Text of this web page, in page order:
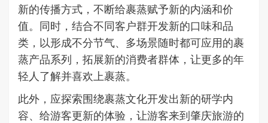
新的传播方式，不断给裹蒸赋予新的内涵和价
值。同时，结合不同客户群开发新的口味和品
类，以形成不分节气、多场景随时都可应用的裹
蒸产品系列，拓展新的消费者群体，让更多的年
轻人了解并喜欢上裹蒸。
此外，应探索围绕裹蒸文化开发出新的研学内
容、给游客更新的体验，让游客来到肇庆旅游的